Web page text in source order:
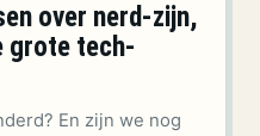
over nerd-zijn,
grote tech-
En zijn we nog